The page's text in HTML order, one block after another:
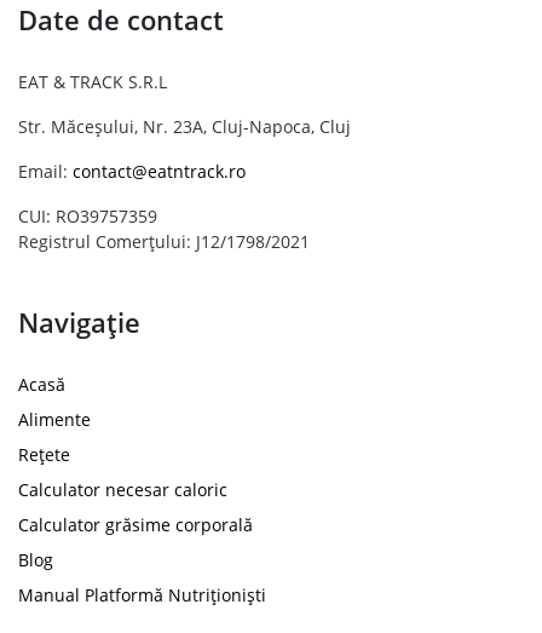
Date de contact
EAT & TRACK S.R.L
Str. Măceșului, Nr. 23A, Cluj-Napoca, Cluj
Email: contact@eatntrack.ro
CUI: RO39757359
Registrul Comerțului: J12/1798/2021
Navigație
Acasă
Alimente
Rețete
Calculator necesar caloric
Calculator grăsime corporală
Blog
Manual Platformă Nutriționiști